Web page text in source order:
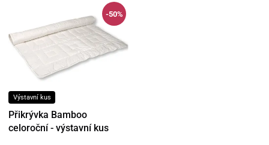
-50%
Výstavní kus
Přikrývka Bamboo
celoroční - výstavní kus